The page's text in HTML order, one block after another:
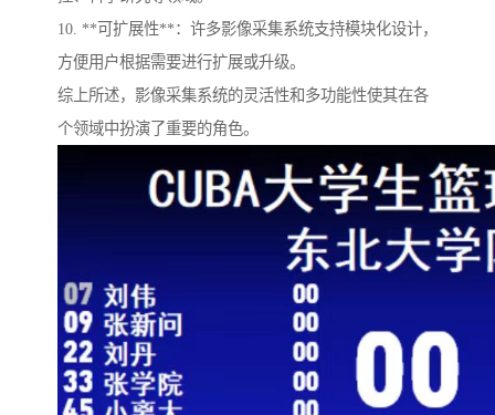
10. **可扩展性**：许多影像采集系统支持模块化设计，
方便用户根据需要进行扩展或升级。
综上所述，影像采集系统的灵活性和多功能性使其在各
个领域中扮演了重要的角色。